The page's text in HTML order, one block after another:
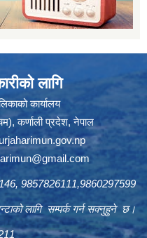
लागि
कार्यालय
कर्णाली प्रदेश, नेपाल
gmail.com
9857826111,9860297599
लागि सम्पर्क गर्न सक्नुहुने छ।